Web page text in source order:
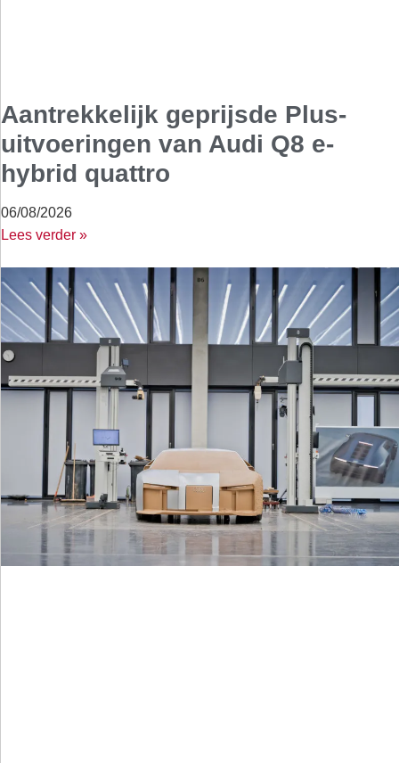
Aantrekkelijk geprijsde Plus-
uitvoeringen van Audi Q8 e-
hybrid quattro
06/08/2026
Lees verder »